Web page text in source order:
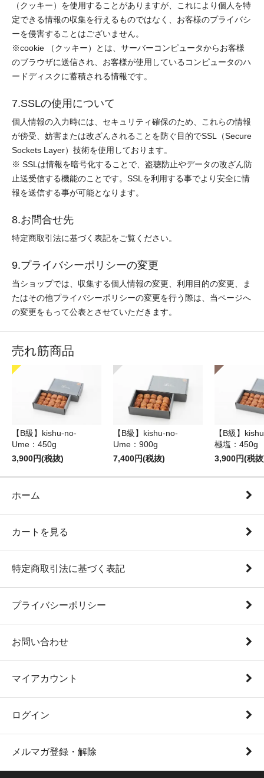
（クッキー）を使用することがありますが、これにより個人を特
定できる情報の収集を行えるものではなく、お客様のプライバシ
ーを侵害することはございません。
※cookie （クッキー）とは、サーバーコンピュータからお客様
のブラウザに送信され、お客様が使用しているコンピュータのハ
ードディスクに蓄積される情報です。
7.SSLの使用について
個人情報の入力時には、セキュリティ確保のため、これらの情報
が傍受、妨害または改ざんされることを防ぐ目的でSSL（Secure
Sockets Layer）技術を使用しております。
※ SSLは情報を暗号化することで、盗聴防止やデータの改ざん防
止送受信する機能のことです。SSLを利用する事でより安全に情
報を送信する事が可能となります。
8.お問合せ先
特定商取引法に基づく表記をご覧ください。
9.プライバシーポリシーの変更
当ショップでは、収集する個人情報の変更、利用目的の変更、ま
たはその他プライバシーポリシーの変更を行う際は、当ページへ
の変更をもって公表とさせていただきます。
売れ筋商品
【B級】kishu-no-
Ume：450g
3,900円(税抜)
【B級】kishu-no-
Ume：900g
7,400円(税抜)
【B級】
極塩：450g
3,900円(税
ホーム
カートを見る
特定商取引法に基づく表記
プライバシーポリシー
お問い合わせ
マイアカウント
ログイン
メルマガ登録・解除